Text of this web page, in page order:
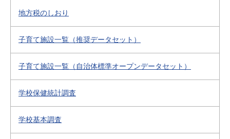
地方税のしおり
子育て施設一覧（推奨データセット）
子育て施設一覧（自治体標準オープンデータセット）
学校保健統計調査
学校基本調査